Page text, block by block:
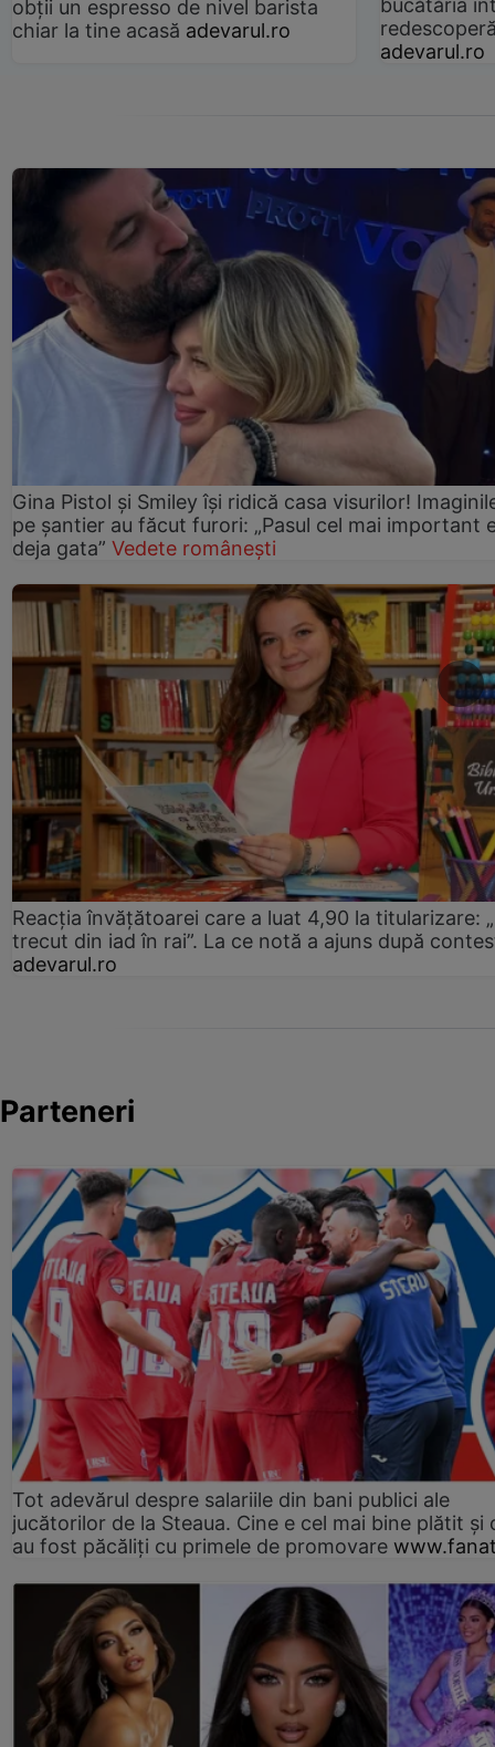
obții un espresso de nivel barista
chiar la tine acasă adevarul.ro
bucătăria
adevarul.ro
Gina Pistol și Smiley își ridică casa visurilor!
pe șantier au făcut furori: „Pasul cel mai important
deja gata” Vedete românești
Reacția învățătoarei care a luat 4,90 la titularizare:
trecut din iad în rai”. La ce notă a ajuns după
adevarul.ro
Parteneri
Tot adevărul despre salariile din bani publici ale
jucătorilor de la Steaua. Cine e cel mai bine plătit și
au fost păcăliți cu primele de promovare